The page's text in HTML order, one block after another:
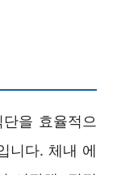
을 효율적으
니다. 체내 에